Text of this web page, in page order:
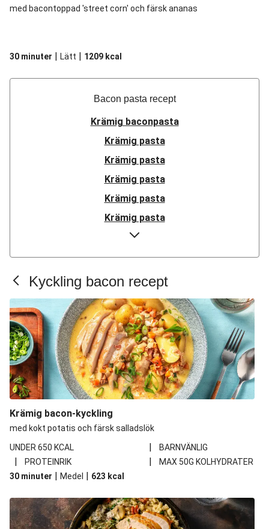
med bacontoppad 'street corn' och färsk ananas
30 minuter | Lätt | 1209 kcal
Bacon pasta recept
Krämig baconpasta
Krämig pasta
Krämig pasta
Krämig pasta
Krämig pasta
Krämig pasta
Krämig pasta
Krämig pasta
Kyckling bacon recept
Krämig bacon-kyckling
med kokt potatis och färsk salladslök
UNDER 650 KCAL
| BARNVÄNLIG
| PROTEINRIK |
MAX 50G KOLHYDRATER
30 minuter | Medel | 623 kcal